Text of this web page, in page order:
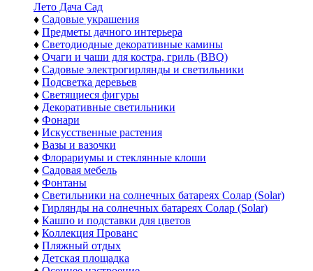
Лето Дача Сад
♦ Садовые украшения
♦ Предметы дачного интерьера
♦ Светодиодные декоративные камины
♦ Очаги и чаши для костра, гриль (BBQ)
♦ Садовые электрогирлянды и светильники
♦ Подсветка деревьев
♦ Светящиеся фигуры
♦ Декоративные светильники
♦ Фонари
♦ Искусственные растения
♦ Вазы и вазочки
♦ Флорариумы и стеклянные клоши
♦ Садовая мебель
♦ Фонтаны
♦ Светильники на солнечных батареях Солар (Solar)
♦ Гирлянды на солнечных батареях Солар (Solar)
♦ Кашпо и подставки для цветов
♦ Коллекция Прованс
♦ Пляжный отдых
♦ Детская площадка